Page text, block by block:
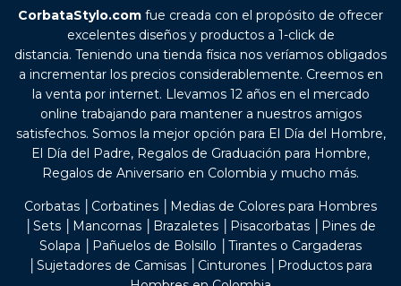
CorbataStylo.com fue creada con el propósito de ofrecer
excelentes diseños y productos a 1-click de
distancia. Teniendo una tienda física nos veríamos obligados
a incrementar los precios considerablemente. Creemos en
la venta por internet. Llevamos 12 años en el mercado
online trabajando para mantener a nuestros amigos
satisfechos. Somos la mejor opción para El Día del Hombre,
El Día del Padre, Regalos de Graduación para Hombre,
Regalos de Aniversario en Colombia y mucho más.
Corbatas │Corbatines │Medias de Colores para Hombres
│Sets │Mancornas │Brazaletes │Pisacorbatas │Pines de
Solapa │Pañuelos de Bolsillo │Tirantes o Cargaderas
│Sujetadores de Camisas │Cinturones │Productos para